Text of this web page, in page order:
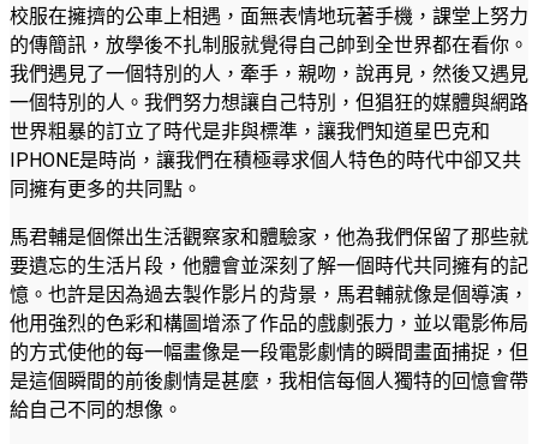
校服在擁擠的公車上相遇，面無表情地玩著手機，課堂上努力
的傳簡訊，放學後不扎制服就覺得自己帥到全世界都在看你。
我們遇見了一個特別的人，牽手，親吻，說再見，然後又遇見
一個特別的人。我們努力想讓自己特別，但猖狂的媒體與網路
世界粗暴的訂立了時代是非與標準，讓我們知道星巴克和
IPHONE是時尚，讓我們在積極尋求個人特色的時代中卻又共
同擁有更多的共同點。
馬君輔是個傑出生活觀察家和體驗家，他為我們保留了那些就
要遺忘的生活片段，他體會並深刻了解一個時代共同擁有的記
憶。也許是因為過去製作影片的背景，馬君輔就像是個導演，
他用強烈的色彩和構圖增添了作品的戲劇張力，並以電影佈局
的方式使他的每一幅畫像是一段電影劇情的瞬間畫面捕捉，但
是這個瞬間的前後劇情是甚麼，我相信每個人獨特的回憶會帶
給自己不同的想像。